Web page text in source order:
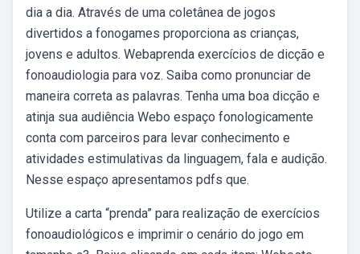
dia a dia. Através de uma coletânea de jogos
divertidos a fonogames proporciona as crianças,
jovens e adultos. Webaprenda exercícios de dicção e
fonoaudiologia para voz. Saiba como pronunciar de
maneira correta as palavras. Tenha uma boa dicção e
atinja sua audiência Webo espaço fonologicamente
conta com parceiros para levar conhecimento e
atividades estimulativas da linguagem, fala e audição.
Nesse espaço apresentamos pdfs que.
Utilize a carta “prenda” para realização de exercícios
fonoaudiológicos e imprimir o cenário do jogo em